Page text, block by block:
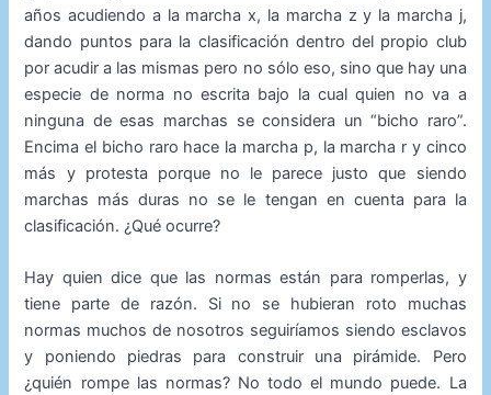
años acudiendo a la marcha x, la marcha z y la marcha j,
dando puntos para la clasificación dentro del propio club
por acudir a las mismas pero no sólo eso, sino que hay una
especie de norma no escrita bajo la cual quien no va a
ninguna de esas marchas se considera un “bicho raro”.
Encima el bicho raro hace la marcha p, la marcha r y cinco
más y protesta porque no le parece justo que siendo
marchas más duras no se le tengan en cuenta para la
clasificación. ¿Qué ocurre?
Hay quien dice que las normas están para romperlas, y
tiene parte de razón. Si no se hubieran roto muchas
normas muchos de nosotros seguiríamos siendo esclavos
y poniendo piedras para construir una pirámide. Pero
¿quién rompe las normas? No todo el mundo puede. La